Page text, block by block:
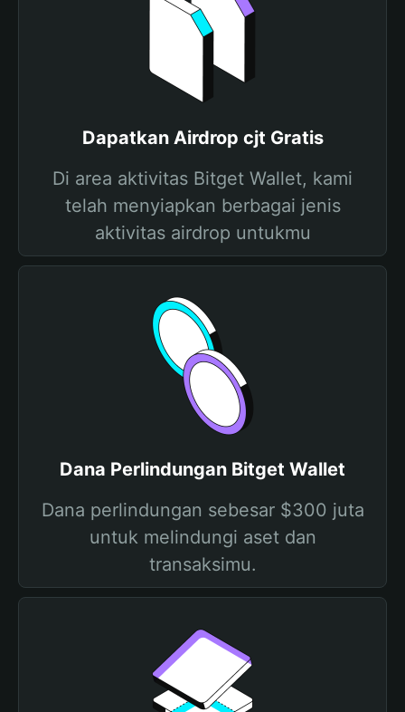
Dapatkan Airdrop cjt Gratis
Di area aktivitas Bitget Wallet, kami
telah menyiapkan berbagai jenis
aktivitas airdrop untukmu
Dana Perlindungan Bitget Wallet
Dana perlindungan sebesar $300 juta
untuk melindungi aset dan
transaksimu.